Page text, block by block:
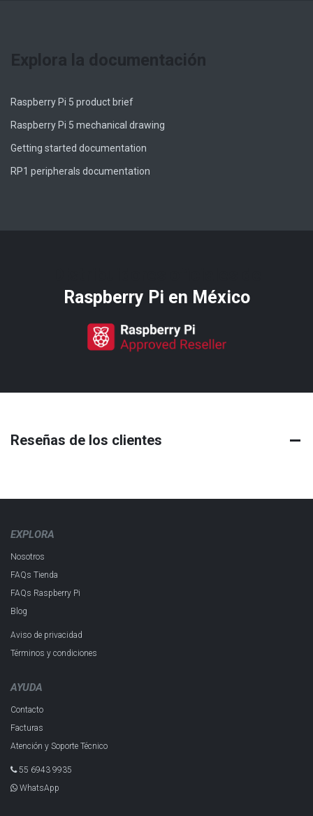
Explora la documentación
Raspberry Pi 5 product brief
Raspberry Pi 5 mechanical drawing
Getting started documentation
RP1 peripherals documentation
Raspberry Pi​ en México
Reseñas de los clientes
EXPLORA
Nosotros
FAQs Tienda
FAQs Raspberry Pi
Blog
Aviso de privacidad
Términos y condiciones
AYUDA
Contacto
Facturas
Atención y Soporte Técnico
55 6943 993​5
WhatsApp